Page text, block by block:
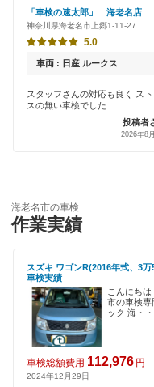
伊勢原市
小田原市
高座郡
茅ヶ崎市
秦野市
平塚市
藤沢市
三浦郡
新車初回割りあり
早割りあり
クレジットカードOK
輸入車OK
ハイブリッド車OK
EV車OK
120分以内の車検
1日車検
アップル車検
オートバックス
出光リテール車検
コスモの車検
車検のコバック
ミタニ車検
GTNET×カフェ車検
キグナス車検
「車検の速太郎」 海老名店
神奈川県海老名市上郷1-11-27
5.0
車両 : 日産 ルークス
スタッフさんの対応も良く スト
スの無い車検でした
投稿者
2026年8
海老名市の車検
作業実績
スズキ ワゴンR(2016年式、3
車検実績
こんにち
市の車検専
ック 海・・
車検総額費用 112,976 円
2024年12月29日